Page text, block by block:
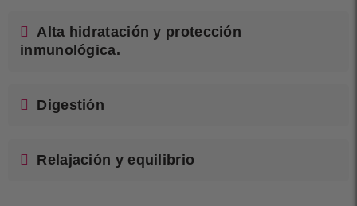
Alta hidratación y protección
inmunológica.
Digestión
Relajación y equilibrio